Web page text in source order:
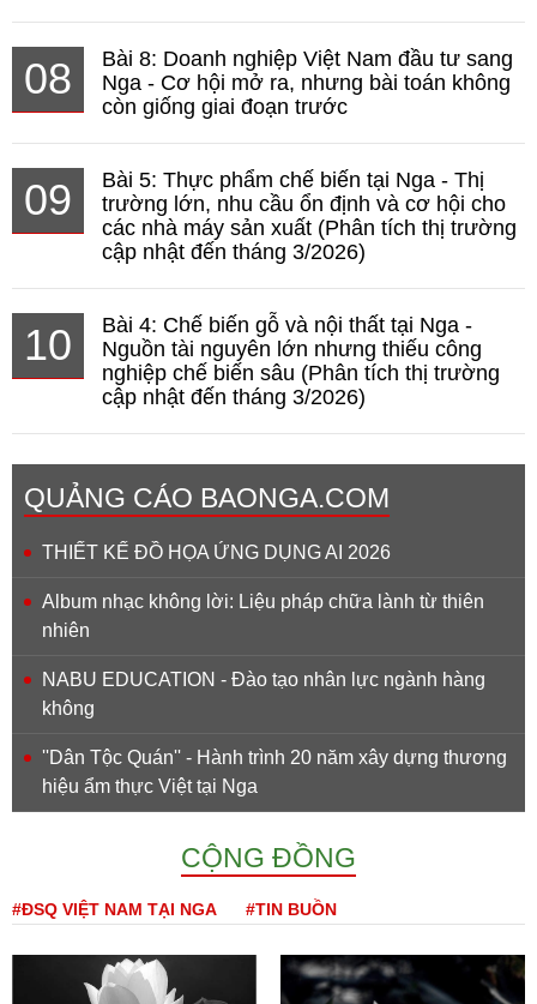
08
Bài 8: Doanh nghiệp Việt Nam đầu tư sang
Nga - Cơ hội mở ra, nhưng bài toán không
còn giống giai đoạn trước
09
Bài 5: Thực phẩm chế biến tại Nga - Thị
trường lớn, nhu cầu ổn định và cơ hội cho
các nhà máy sản xuất (Phân tích thị trường
cập nhật đến tháng 3/2026)
10
Bài 4: Chế biến gỗ và nội thất tại Nga -
Nguồn tài nguyên lớn nhưng thiếu công
nghiệp chế biến sâu (Phân tích thị trường
cập nhật đến tháng 3/2026)
QUẢNG CÁO BAONGA.COM
THIẾT KẾ ĐỒ HỌA ỨNG DỤNG AI 2026
Album nhạc không lời: Liệu pháp chữa lành từ thiên
nhiên
NABU EDUCATION - Đào tạo nhân lực ngành hàng
không
''Dân Tộc Quán'' - Hành trình 20 năm xây dựng thương
hiệu ẩm thực Việt tại Nga
CỘNG ĐỒNG
#ĐSQ VIỆT NAM TẠI NGA #TIN BUỒN